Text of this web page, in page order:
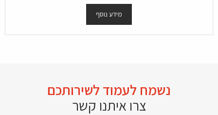
מידע נוסף
נשמח לעמוד לשירותכם
צרו איתנו קשר